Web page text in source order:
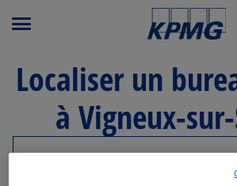
Menu principal
Localiser un
à Vigneux-